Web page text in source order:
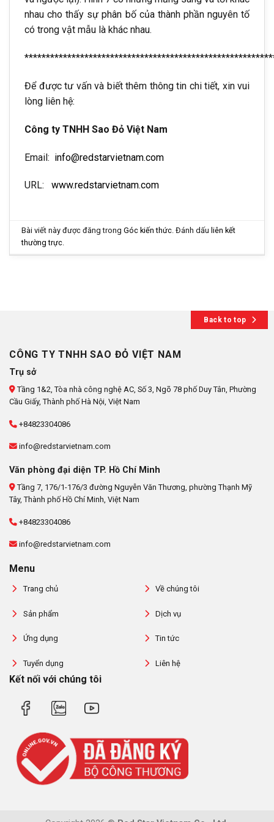
nhau cho thấy sự phân bố của thành phần nguyên tố
có trong vật mẫu là khác nhau.
Để được tư vấn và biết thêm thông tin chi tiết, xin vui
lòng liên hệ:
Công ty TNHH Sao Đỏ Việt Nam
Email: info@redstarvietnam.com
URL: www.redstarvietnam.com
Bài viết này được đăng trongGóc kiến thức. Đánh dấu liên kết
thường trực.
Back to top
CÔNG TY TNHH SAO ĐỎ VIỆT NAM
Trụ sở
Tầng 1&2, Tòa nhà công nghệ AC, Số 3, Ngõ 78 phố Duy Tân, Phường
Cầu Giấy, Thành phố Hà Nội, Việt Nam
+84823304086
info@redstarvietnam.com
Văn phòng đại diện TP. Hồ Chí Minh
Tầng 7, 176/1-176/3 đường Nguyễn Văn Thương, phường Thạnh Mỹ
Tây, Thành phố Hồ Chí Minh, Việt Nam
+84823304086
info@redstarvietnam.com
Menu
Trang chủ Về chúng tôi
Sản phẩm Dịch vụ
Ứng dụng Tin tức
Tuyển dụng Liên hệ
Kết nối với chúng tôi